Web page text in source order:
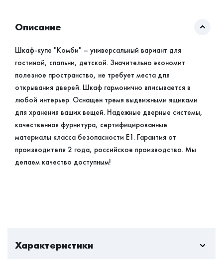
Описание
Шкаф-купе "Комби" – универсальный вариант для
гостиной, спальни, детской. Значительно экономит
полезное пространство, не требует места для
открывания дверей. Шкаф гармонично вписывается в
любой интерьер. Оснащен тремя выдвижными ящиками
для хранения ваших вещей. Надежные дверные системы,
качественная фурнитура, сертифицированные
материалы класса безопасности Е1. Гарантия от
производителя 2 года, российское производство. Мы
делаем качество доступным!
Характеристики